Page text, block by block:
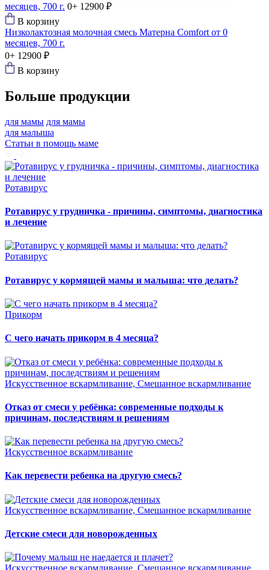
месяцев, 700 г. 0+ 12900 ₽
В корзину
Низколактозная молочная смесь Матерна Comfort от 0
месяцев, 700 г.
0+ 12900 ₽
В корзину
Больше продукции
для мамы для мамы
для малыша
Статьи в помощь маме
Ротавирус
Ротавирус у грудничка - причины, симптомы, диагностика
и лечение
Ротавирус
Ротавирус у кормящей мамы и малыша: что делать?
Прикорм
С чего начать прикорм в 4 месяца?
Искусственное вскармливание, Смешанное вскармливание
Отказ от смеси у ребёнка: современные подходы к
причинам, последствиям и решениям
Искусственное вскармливание
Как перевести ребенка на другую смесь?
Искусственное вскармливание, Смешанное вскармливание
Детские смеси для новорожденных
Искусственное вскармливание, Смешанное вскармливание